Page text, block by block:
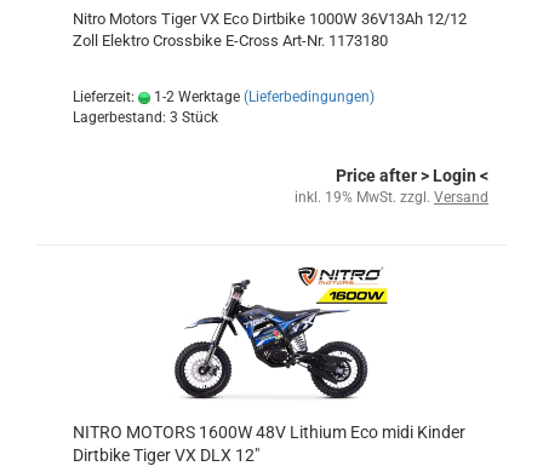
Nitro Motors Tiger VX Eco Dirtbike 1000W 36V13Ah 12/12
Zoll Elektro Crossbike E-Cross Art-Nr. 1173180
Lieferzeit: 1-2 Werktage (Lieferbedingungen)
Lagerbestand: 3 Stück
Price after> Login <
inkl. 19% MwSt. zzgl. Versand
NITRO MOTORS 1600W 48V Lithium Eco midi Kinder
Dirtbike Tiger VX DLX 12"